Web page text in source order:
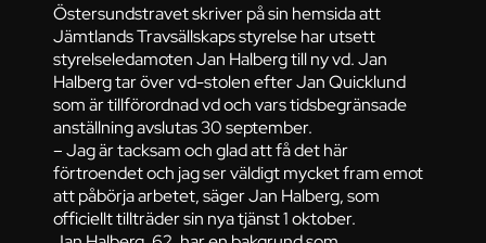
Östersundstravet skriver på sin hemsida att
Jämtlands Travsällskaps styrelse har utsett
styrelseledamoten Jan Halberg till ny vd. Jan
Halberg tar över vd-stolen efter Jan Quicklund
som är tillförordnad vd och vars tidsbegränsade
anställning avslutas 30 september.
– Jag är tacksam och glad att få det här
förtroendet och jag ser väldigt mycket fram emot
att påbörja arbetet, säger Jan Halberg, som
officiellt tillträder sin nya tjänst 1 oktober.